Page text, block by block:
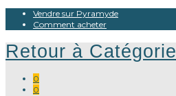
Vendre sur Pyramyde
Comment acheter
Retour à Catégorie
0
0